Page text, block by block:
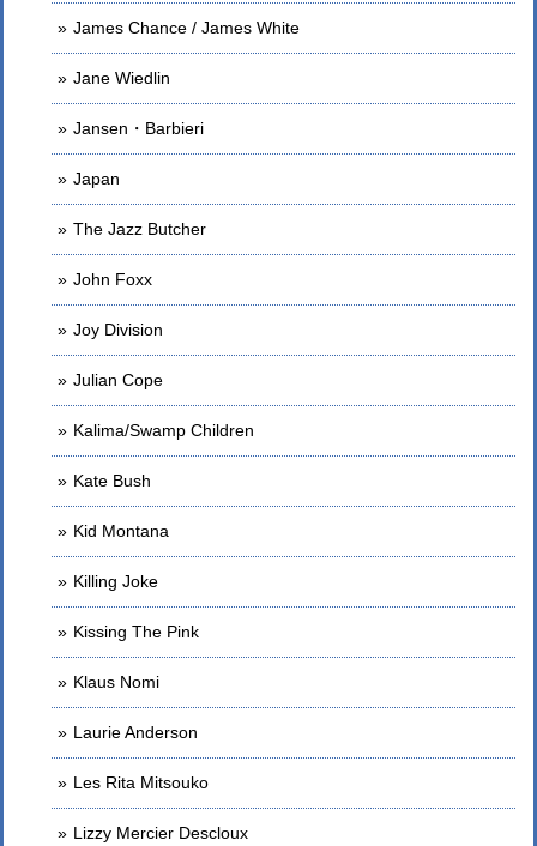
James Chance / James White
Jane Wiedlin
Jansen・Barbieri
Japan
The Jazz Butcher
John Foxx
Joy Division
Julian Cope
Kalima/Swamp Children
Kate Bush
Kid Montana
Killing Joke
Kissing The Pink
Klaus Nomi
Laurie Anderson
Les Rita Mitsouko
Lizzy Mercier Descloux